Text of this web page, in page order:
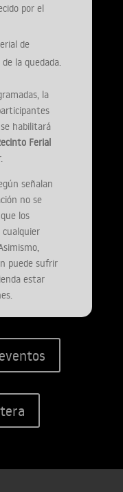
por el
de
la quedada.
la
habilitará
Ferial
señalan
no se
los
cualquier
puede sufrir
estar